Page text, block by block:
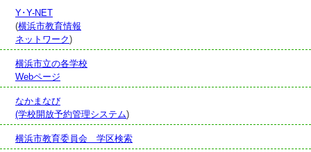
Y･Y-NET
(横浜市教育情報
ネットワーク)
横浜市立の各学校
Webページ
なかまなび
(学校開放予約管理システム)
横浜市教育委員会 学区検索